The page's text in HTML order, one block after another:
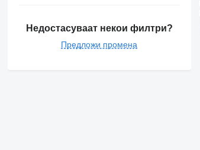
Недостасуваат некои филтри?
Предложи промена